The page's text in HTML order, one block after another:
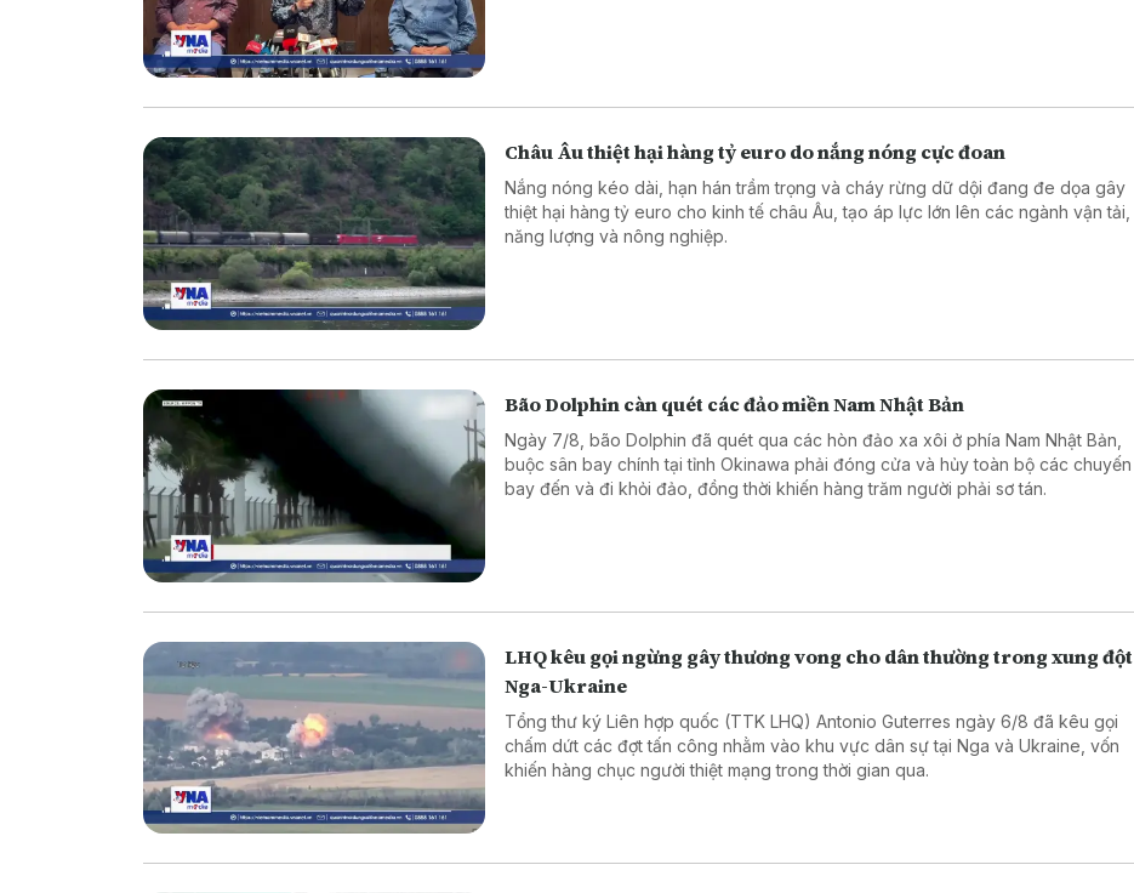
Châu Âu thiệt hại hàng tỷ euro do nắng nóng cực đoan
Nắng nóng kéo dài, hạn hán trầm trọng và cháy rừng dữ dội đang đe dọa gây
thiệt hại hàng tỷ euro cho kinh tế châu Âu, tạo áp lực lớn lên các ngành vận tải,
năng lượng và nông nghiệp.
Bão Dolphin càn quét các đảo miền Nam Nhật Bản
Ngày 7/8, bão Dolphin đã quét qua các hòn đảo xa xôi ở phía Nam Nhật Bản,
buộc sân bay chính tại tỉnh Okinawa phải đóng cửa và hủy toàn bộ các chuyến
bay đến và đi khỏi đảo, đồng thời khiến hàng trăm người phải sơ tán.
LHQ kêu gọi ngừng gây thương vong cho dân thường trong xung đột
Nga-Ukraine
Tổng thư ký Liên hợp quốc (TTK LHQ) Antonio Guterres ngày 6/8 đã kêu gọi
chấm dứt các đợt tấn công nhằm vào khu vực dân sự tại Nga và Ukraine, vốn
khiến hàng chục người thiệt mạng trong thời gian qua.